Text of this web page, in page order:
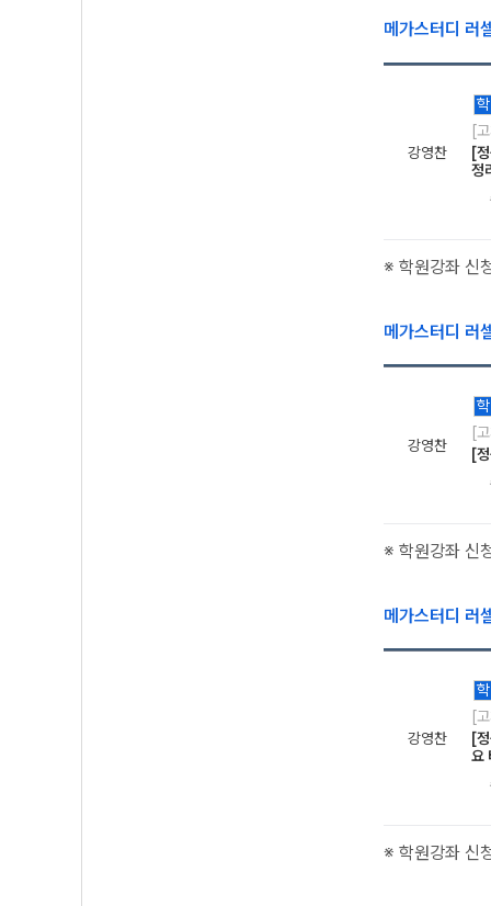
메가스터디 러
강영찬
학
[
[
정
※ 학원강좌 신
메가스터디 러
강영찬
학
[
[
※ 학원강좌 신
메가스터디 러
강영찬
학
[
[
요
※ 학원강좌 신